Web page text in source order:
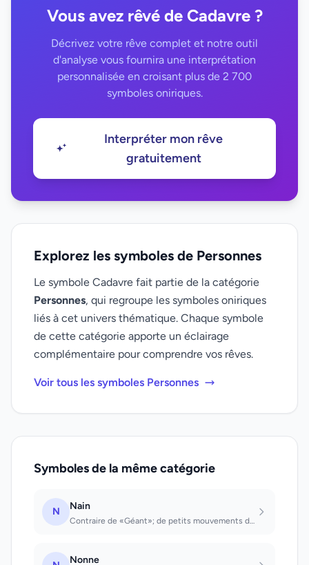
Vous avez rêvé de Cadavre ?
Décrivez votre rêve complet et notre outil
d'analyse vous fournira une interprétation
personnalisée en croisant plus de 2 700
symboles oniriques.
Interpréter mon rêve
gratuitement
Explorez les symboles de Personnes
Le symbole Cadavre fait partie de la catégorie
Personnes, qui regroupe les symboles oniriques
liés à cet univers thématique. Chaque symbole
de cette catégorie apporte un éclairage
complémentaire pour comprendre vos rêves.
Voir tous les symboles Personnes
Symboles de la même catégorie
N Nain
Contraire de «Géant»; de petits mouvements de l'âme se font jour, souvent aussi...
Nonne